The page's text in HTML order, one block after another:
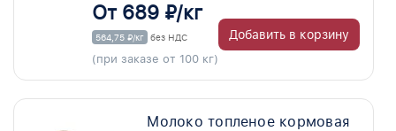
От 689 ₽/кг
564,75 ₽/кг без НДС
(при заказе от 100 кг)
Добавить в корзину
Молоко топленое кормовая